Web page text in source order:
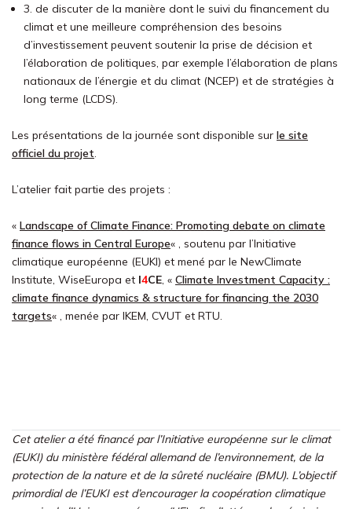
3. de discuter de la manière dont le suivi du financement du
climat et une meilleure compréhension des besoins
d’investissement peuvent soutenir la prise de décision et
l’élaboration de politiques, par exemple l’élaboration de plans
nationaux de l’énergie et du climat (NCEP) et de stratégies à
long terme (LCDS).
Les présentations de la journée sont disponible sur le site
officiel du projet.
L’atelier fait partie des projets :
« Landscape of Climate Finance: Promoting debate on climate
finance flows in Central Europe« , soutenu par l’Initiative
climatique européenne (EUKI) et mené par le NewClimate
Institute, WiseEuropa et I4CE, « Climate Investment Capacity :
climate finance dynamics & structure for financing the 2030
targets« , menée par IKEM, CVUT et RTU.
Cet atelier a été financé par l’Initiative européenne sur le climat
(EUKI) du ministère fédéral allemand de l’environnement, de la
protection de la nature et de la sûreté nucléaire (BMU). L’objectif
primordial de l’EUKI est d’encourager la coopération climatique